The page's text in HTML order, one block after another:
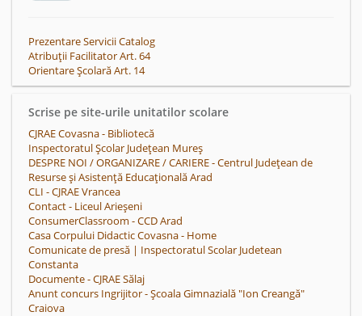
Prezentare Servicii Catalog
Atribuții Facilitator Art. 64
Orientare Școlară Art. 14
Scrise pe site-urile unitatilor scolare
CJRAE Covasna - Bibliotecă
Inspectoratul Școlar Județean Mureș
DESPRE NOI / ORGANIZARE / CARIERE - Centrul Județean de
Resurse și Asistență Educațională Arad
CLI - CJRAE Vrancea
Contact - Liceul Arieșeni
ConsumerClassroom - CCD Arad
Casa Corpului Didactic Covasna - Home
Comunicate de presă | Inspectoratul Scolar Judetean
Constanta
Documente - CJRAE Sălaj
Anunt concurs Ingrijitor - Școala Gimnazială "Ion Creangă"
Craiova